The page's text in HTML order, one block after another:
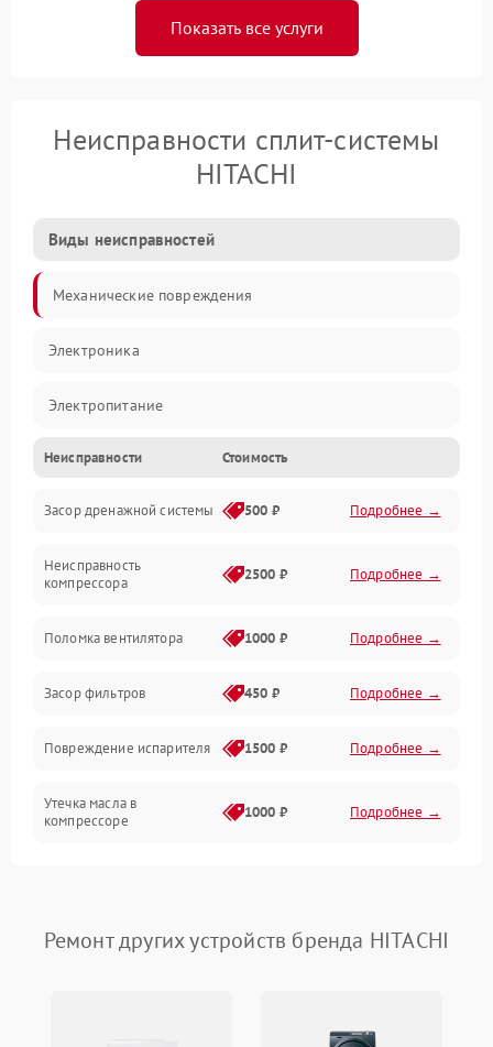
Показать все услуги
Неисправности сплит-системы
HITACHI
Виды неисправностей
Механические повреждения
Электроника
Электропитание
Вентиляция
Холод
Обогрев
Неисправности Стоимость
Засор дренажной системы 500 ₽ Подробнее →
Неисправность
компрессора
2500 ₽ Подробнее →
Поломка вентилятора 1000 ₽ Подробнее →
Засор фильтров 450 ₽ Подробнее →
Повреждение испарителя 1500 ₽ Подробнее →
Утечка масла в
компрессоре
1000 ₽ Подробнее →
Неисправность
Подробнее →
Подробнее →
Ремонт других устройств бренда HITACHI